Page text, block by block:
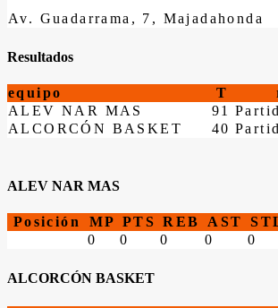
Av. Guadarrama, 7, Majadahonda
Resultados
equipo T
ALEV NAR MAS
91
ALCORCÓN BASKET
40
ALEV NAR MAS
Posición MP PTS REB AST
0
0 0 0 0
ALCORCÓN BASKET